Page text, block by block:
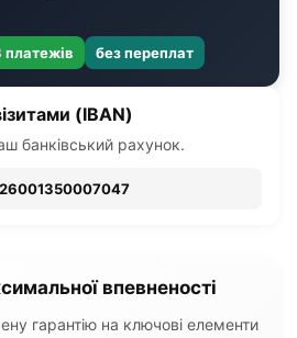
платежів без переплат
(IBAN)
банківський рахунок.
впевненості
гарантію на ключові елементи